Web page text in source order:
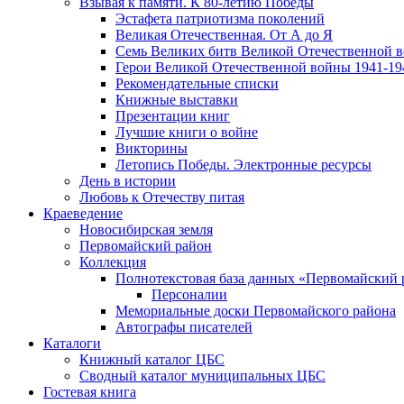
Эcтафета патриотизма поколений
Великая Отечественная. От А до Я
Семь Великих битв Великой Отечественной
Герои Великой Отечественной войны 1941-
Рекомендательные списки
Книжные выставки
Презентации книг
Лучшие книги о войне
Викторины
Летопись Победы. Электронные ресурсы
День в истории
Любовь к Отечеству питая
Краеведение
Новосибирская земля
Первомайский район
Коллекция
Полнотекстовая база данных «Первомайский
Персоналии
Мемориальные доски Первомайского района
Автографы писателей
Каталоги
Книжный каталог ЦБС
Сводный каталог муниципальных ЦБС
Гостевая книга